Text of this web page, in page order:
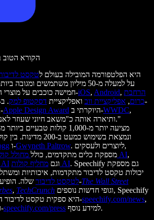
הקורא הטוב
היא הפלטפורמה המובילה בעולם לטקסט
חמישה כוכבים על מוצרי הטקסט לדיבור שלה ל-iOS, Android, הרחבת
כרום, אפליקציית ווב ואפליקציית דסקטופ למק. ב-
Speechify את פרס ה-Apple Design Award היוקרתי ב-WWDC,
ותיארה אותה כ"משאב חיוני שעוזר
ונמצאת בשימוש כמעט ב-
ו-Gwyneth Paltrow
. ליוצרים ולעסקים,
מספקת כלים מתקדמים, כולל מחולל קולות AI,
דיבוב AI וגם מחליף קולות AI. Speechify גם מספקת
יכולות טקסט לדיבור מתקדמות, איכותיות
API לטקסט לדיבורשלה. הופיעה ב-The Wall Street
, TechCrunch
היא ספקית טקסט לדיבור הגדולה בעולם. בקרו ב-speechify.com/news,
ו-speechify.com/press למידע נוסף.